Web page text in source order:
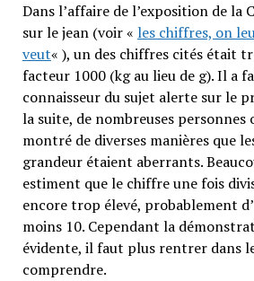
Dans l’affaire de l’exposition de la
sur le jean (voir « les chiffres, on
veut« ), un des chiffres cités était
facteur 1000 (kg au lieu de g). Il a
connaisseur du sujet alerte sur le
la suite, de nombreuses
montré de diverses manières que
grandeur étaient aberrants.
estiment que le chiffre une fois
encore trop élevé, probablement
moins 10. Cependant la
évidente, il faut plus rentrer dans
comprendre.